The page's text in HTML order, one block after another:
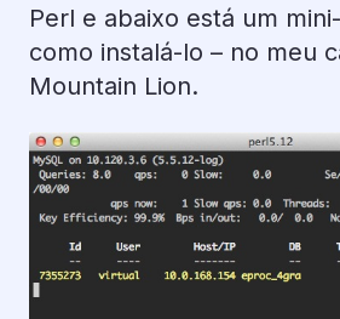
Perl e abaixo está um
como instalá-lo – no meu
Mountain Lion.